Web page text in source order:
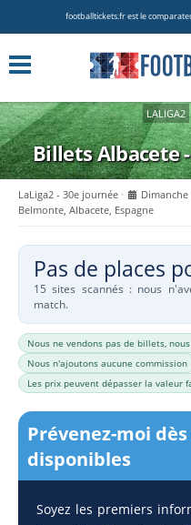
footballtickets.fr est le
LALIGA2
Billets Albacete
LaLiga2 - 30e journée Dimanche
Belmonte, Albacete, Espagne
Pas de places
15 sites scannés : nous
match.
Nous ne vendons pas de billets,
Nous n'ajoutons aucune commission
Les prix peuvent dépasser la valeur
Prévenez-moi
disponibles
Soyez les premiers